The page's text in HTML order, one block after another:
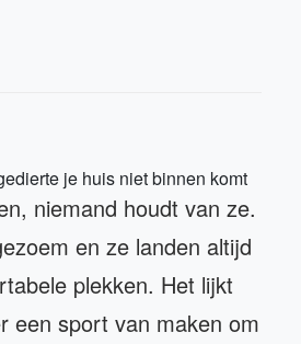
je huis niet binnen komt
niemand houdt van ze.
en ze landen altijd
plekken. Het lijkt
een sport van maken om